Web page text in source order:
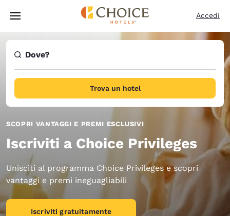
Vai A Contenuto Principale
Accedi
Dove?
Trova un hotel
SCOPRI VANTAGGI E PREMI ESCLUSIVI
Iscriviti a Choice Privileges
Unisciti al programma Choice Privileges e scopri
vantaggi e premi ineguagliabili
Iscriviti gratuitamente